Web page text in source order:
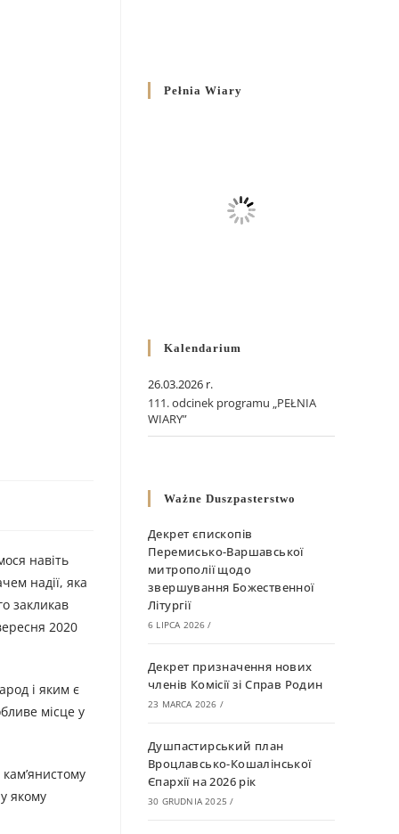
навіть
надії, яка
закликав
2020
і яким є
місце у
якому
Pełnia Wiary
Kalendarium
26.03.2026 r.
111. odcinek programu „PEŁNIA
WIARY”
Ważne Duszpasterstwo
Декрет єпископів
Перемисько-Варшавської
митрополії щодо
звершування Божественної
Літургії
6 LIPCA 2026 /
Декрет призначення нових
членів Комісії зі Справ Родин
23 MARCA 2026 /
Душпастирський план
Вроцлавсько-Кошалінської
Єпархії на 2026 рік
30 GRUDNIA 2025 /